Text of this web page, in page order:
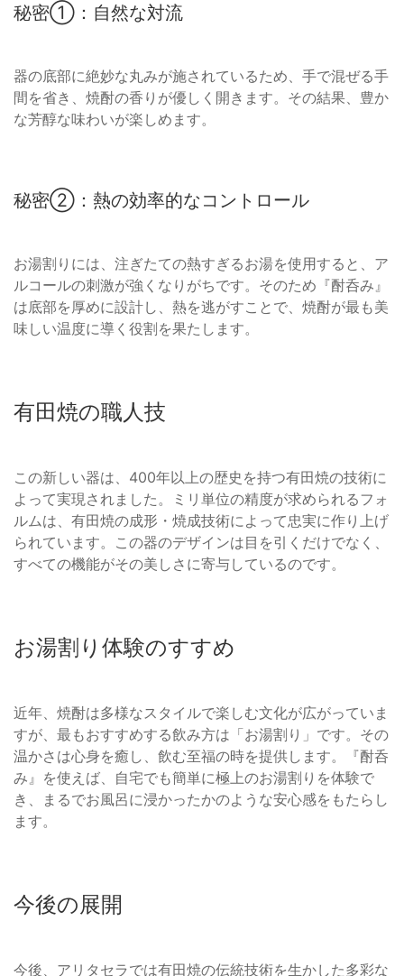
秘密①：自然な対流
器の底部に絶妙な丸みが施されているため、手で混ぜる手
間を省き、焼酎の香りが優しく開きます。その結果、豊か
な芳醇な味わいが楽しめます。
秘密②：熱の効率的なコントロール
お湯割りには、注ぎたての熱すぎるお湯を使用すると、ア
ルコールの刺激が強くなりがちです。そのため『酎呑み』
は底部を厚めに設計し、熱を逃がすことで、焼酎が最も美
味しい温度に導く役割を果たします。
有田焼の職人技
この新しい器は、400年以上の歴史を持つ有田焼の技術に
よって実現されました。ミリ単位の精度が求められるフォ
ルムは、有田焼の成形・焼成技術によって忠実に作り上げ
られています。この器のデザインは目を引くだけでなく、
すべての機能がその美しさに寄与しているのです。
お湯割り体験のすすめ
近年、焼酎は多様なスタイルで楽しむ文化が広がっていま
すが、最もおすすめする飲み方は「お湯割り」です。その
温かさは心身を癒し、飲む至福の時を提供します。『酎呑
み』を使えば、自宅でも簡単に極上のお湯割りを体験で
き、まるでお風呂に浸かったかのような安心感をもたらし
ます。
今後の展開
今後、アリタセラでは有田焼の伝統技術を生かした多彩な